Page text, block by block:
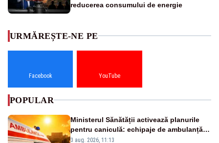
reducerea consumului de energie
URMĂREȘTE-NE PE
Facebook YouTube
POPULAR
Ministerul Sănătății activează planurile
pentru caniculă: echipaje de ambulanță
suplimentate, stocuri de medicamente
3 aug. 2026, 11:13